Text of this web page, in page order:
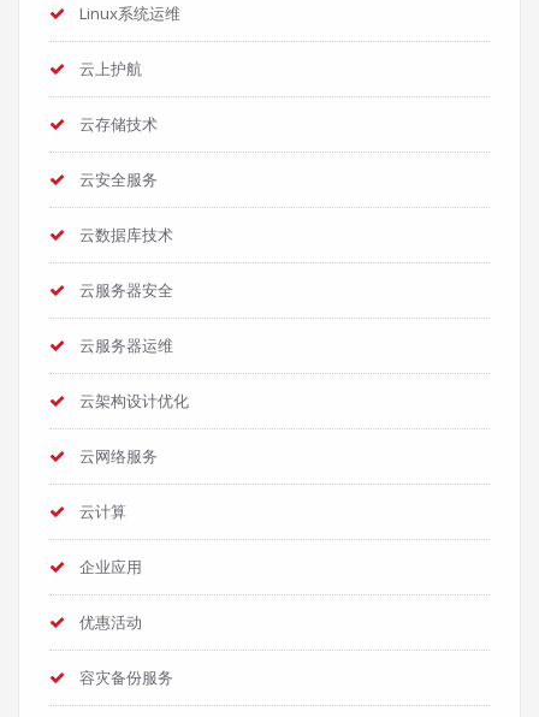
Linux系统运维
云上护航
云存储技术
云安全服务
云数据库技术
云服务器安全
云服务器运维
云架构设计优化
云网络服务
云计算
企业应用
优惠活动
容灾备份服务